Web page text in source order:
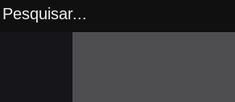
Pesquisar...